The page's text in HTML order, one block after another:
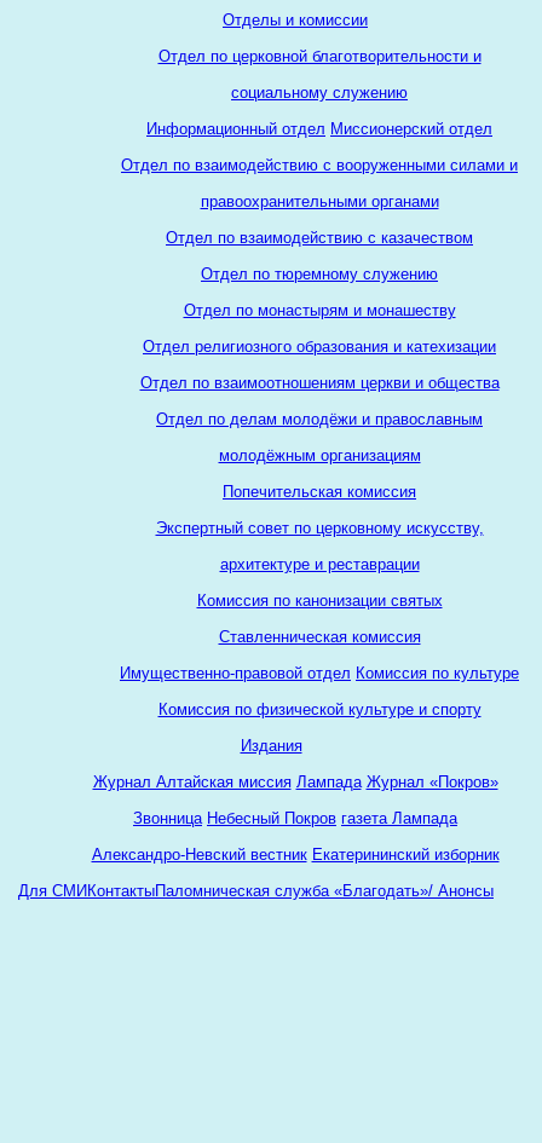
Отделы и комиссии
Отдел по церковной благотворительности и
социальному служению
Информационный отдел Миссионерский отдел
Отдел по взаимодействию с вооруженными силами и
правоохранительными органами
Отдел по взаимодействию с казачеством
Отдел по тюремному служению
Отдел по монастырям и монашеству
Отдел религиозного образования и катехизации
Отдел по взаимоотношениям церкви и общества
Отдел по делам молодёжи и православным
молодёжным организациям
Попечительская комиссия
Экспертный совет по церковному искусству,
архитектуре и реставрации
Комиссия по канонизации святых
Ставленническая комиссия
Имущественно-правовой отдел Комиссия по культуре
Комиссия по физической культуре и спорту
Издания
Журнал Алтайская миссия Лампада Журнал «Покров»
Звонница Небесный Покров газета Лампада
Александро-Невский вестник Екатерининский изборник
Для СМИ КонтактыПаломническая служба «Благодать»/ Анонсы